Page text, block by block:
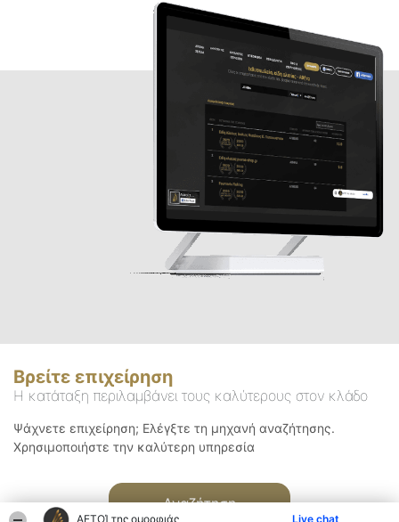
ΑΕΤΟΊ της ομορφιάς Live chat
Βρείτε επιχείρηση
Η κατάταξη περιλαμβάνει τους καλύτερους στον κλάδο
Ψάχνετε επιχείρηση; Ελέγξτε τη μηχανή αναζήτησης.
Χρησιμοποιήστε την καλύτερη υπηρεσία
Αναζήτηση